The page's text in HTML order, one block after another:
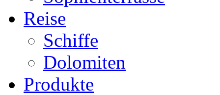
Reise
Schiffe
Dolomiten
Produkte